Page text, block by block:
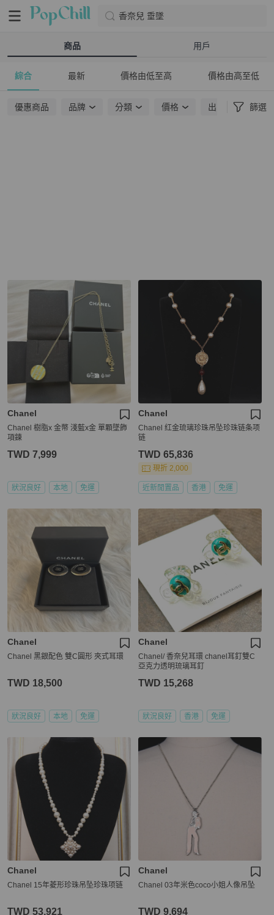
香奈兒 垂墜
商品 用戶
綜合 最新 價格由低至高 價格由高至低
優惠商品 品牌 分類 價格 出貨地點 篩選
Chanel
Chanel 樹脂x 金幣 淺藍x金 單顆墜飾
項鍊
TWD 7,999
狀況良好 本地 免運
Chanel
Chanel 红金琉璃珍珠吊坠珍珠链条项
链
TWD 65,836
現折 2,000
近新閒置品 香港 免運
Chanel
Chanel 黑銀配色 雙C圓形 夾式耳環
TWD 18,500
狀況良好 本地 免運
Chanel
Chanel/ 香奈兒耳環 chanel耳釘雙C
亞克力透明琉璃耳釘
TWD 15,268
狀況良好 香港 免運
Chanel
Chanel 15年菱形珍珠吊坠珍珠项链
TWD 53,921
Chanel
Chanel 03年米色coco小姐人像吊坠
TWD 9,694